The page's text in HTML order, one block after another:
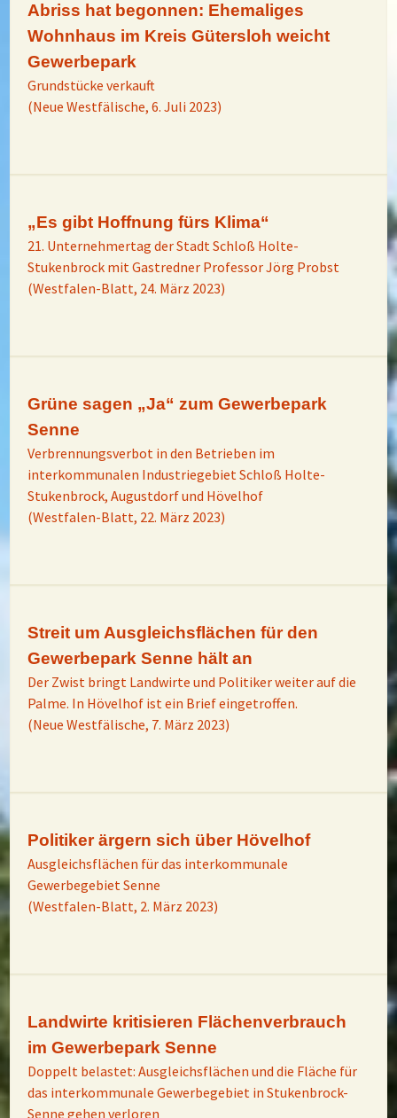
Abriss hat begonnen: Ehemaliges
Wohnhaus im Kreis Gütersloh weicht
Gewerbepark
Grundstücke verkauft
(Neue Westfälische, 6. Juli 2023)
„Es gibt Hoffnung fürs Klima“
21. Unternehmertag der Stadt Schloß Holte-
Stukenbrock mit Gastredner Professor Jörg Probst
(Westfalen-Blatt, 24. März 2023)
Grüne sagen „Ja“ zum Gewerbepark
Senne
Verbrennungsverbot in den Betrieben im
interkommunalen Industriegebiet Schloß Holte-
Stukenbrock, Augustdorf und Hövelhof
(Westfalen-Blatt, 22. März 2023)
Streit um Ausgleichsflächen für den
Gewerbepark Senne hält an
Der Zwist bringt Landwirte und Politiker weiter auf die
Palme. In Hövelhof ist ein Brief eingetroffen.
(Neue Westfälische, 7. März 2023)
Politiker ärgern sich über Hövelhof
Ausgleichsflächen für das interkommunale
Gewerbegebiet Senne
(Westfalen-Blatt, 2. März 2023)
Landwirte kritisieren Flächenverbrauch
im Gewerbepark Senne
Doppelt belastet: Ausgleichsflächen und die Fläche für
das interkommunale Gewerbegebiet in Stukenbrock-
Senne gehen verloren